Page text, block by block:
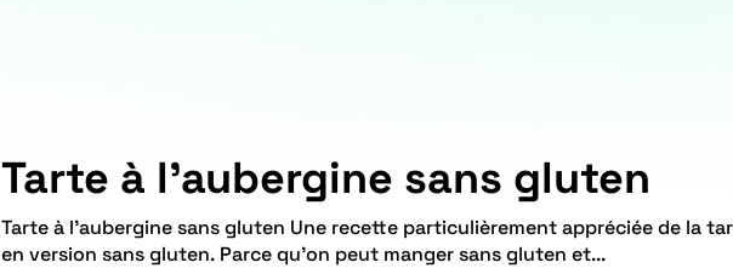
Tarte à l’aubergine sans gluten
Tarte à l'aubergine sans gluten Une recette particulièrement appréciée de la tarte à l'aubergine
en version sans gluten. Parce qu'on peut manger sans gluten et...